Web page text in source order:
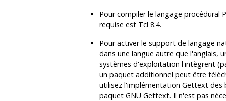
Pour compiler le langage procédural
requise est Tcl 8.4.
Pour activer le support de langage
dans une langue autre que l'anglais,
systèmes d'exploitation l'intègrent
un paquet additionnel peut être
utilisez l'implémentation Gettextdes
paquet GNU Gettext. Il n'est pas